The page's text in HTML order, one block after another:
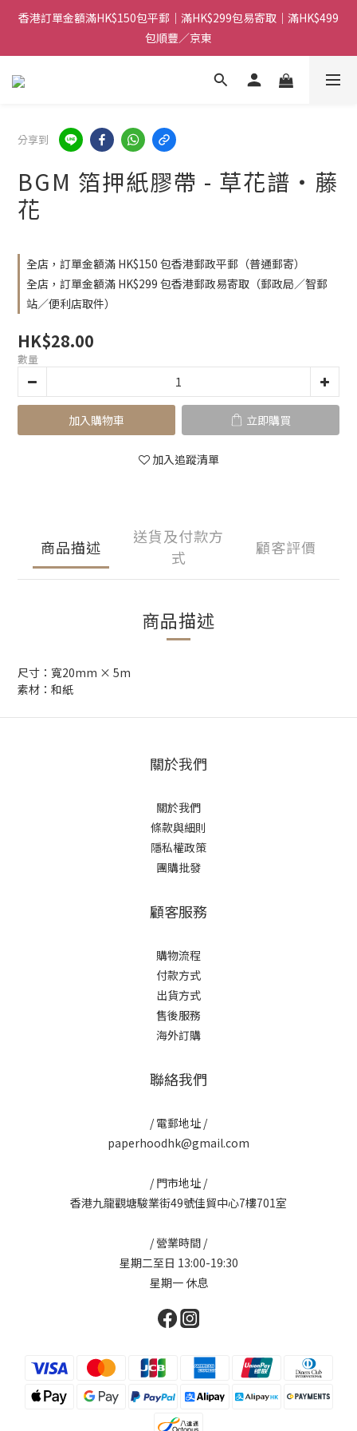
香港訂單金額滿HK$150包平郵｜滿HK$299包易寄取｜滿HK$499
包順豐／京東
香港訂單金額滿HK$150包平郵｜滿HK$299包易寄取｜滿HK$499
包順豐／京東
【網店限定！】指定清貨商品每消費HK$100即享購物金HK$50回
香港訂單金額滿HK$150包平郵｜滿HK$299包易寄取｜滿HK$499
包順豐／京東
分享到
BGM 箔押紙膠帶 - 草花譜・藤
花
全店，訂單金額滿 HK$150 包香港郵政平郵（普通郵寄）
全店，訂單金額滿 HK$299 包香港郵政易寄取（郵政局／智郵
站／便利店取件）
HK$28.00
數量
加入購物車 立即購買
加入追蹤清單
商品描述
送貨及付款方
式
顧客評價
商品描述
尺寸：寬20mm × 5m
素材：和紙
關於我們
關於我們
條款與細則
隱私權政策
團購批發
顧客服務
購物流程
付款方式
出貨方式
售後服務
海外訂購
聯絡我們
/ 電郵地址 /
paperhoodhk@gmail.com
/ 門市地址 /
香港九龍觀塘駿業街49號佳貿中心7樓701室
/ 營業時間 /
星期二至日 13:00-19:30
星期一 休息